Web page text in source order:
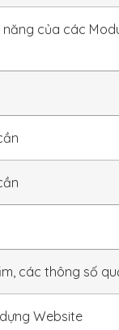
của các
các thông số
Website